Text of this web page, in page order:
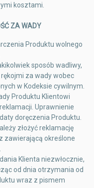
kosztami.
ZA WADY
Produktu wolnego
sposób wadliwy,
za wady wobec
w Kodeksie cywilnym.
Produktu Klientowi
Uprawnienie
doręczenia Produktu.
złożyć reklamację
zawierającą określone
Klienta niezwłocznie,
od dnia otrzymania od
wraz z pismem